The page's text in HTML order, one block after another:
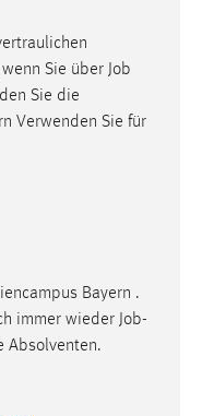
Sie über Job
Sie die
Verwenden Sie für
Bayern .
immer wieder Job-
Absolventen.